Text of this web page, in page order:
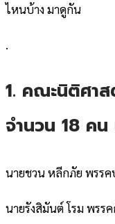
ไหนบ้าง มาดูกัน
.
1. คณะนิติศา
จำนวน 18 คน
นายชวน หลีกภัย พรรค
นายรังสิมันต์ โรม พรร